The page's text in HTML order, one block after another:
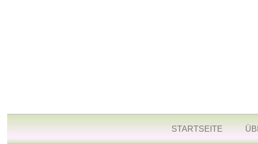
STARTSEITE